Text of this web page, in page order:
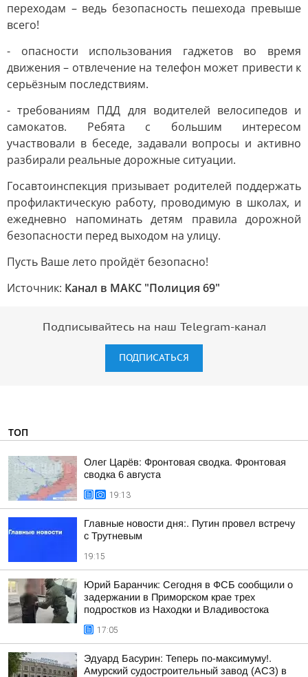
переходам – ведь безопасность пешехода превыше
всего!
- опасности использования гаджетов во время
движения – отвлечение на телефон может привести к
серьёзным последствиям.
- требованиям ПДД для водителей велосипедов и
самокатов. Ребята с большим интересом
участвовали в беседе, задавали вопросы и активно
разбирали реальные дорожные ситуации.
Госавтоинспекция призывает родителей поддержать
профилактическую работу, проводимую в школах, и
ежедневно напоминать детям правила дорожной
безопасности перед выходом на улицу.
Пусть Ваше лето пройдёт безопасно!
Источник: Канал в МАКС "Полиция 69"
Подписывайтесь на наш Telegram-канал
ПОДПИСАТЬСЯ
ТОП
Олег Царёв: Фронтовая сводка. Фронтовая
сводка 6 августа
19:13
Главные новости дня:. Путин провел встречу
с Трутневым
19:15
Юрий Баранчик: Сегодня в ФСБ сообщили о
задержании в Приморском крае трех
подростков из Находки и Владивостока
17:05
Эдуард Басурин: Теперь по-максимуму!.
Амурский судостроительный завод (АСЗ) в